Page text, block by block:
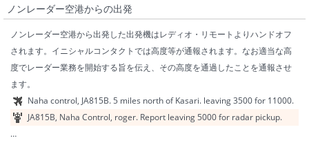
ノンレーダー空港からの出発
ノンレーダー空港から出発した出発機はレディオ・リモートよりハンドオフ
されます。イニシャルコンタクトでは高度等が通報されます。なお適当な高
度でレーダー業務を開始する旨を伝え、その高度を通過したことを通報させ
ます。
Naha control, JA815B. 5 miles north of Kasari. leaving 3500 for 11000.
JA815B, Naha Control, roger. Report leaving 5000 for radar pickup.
…